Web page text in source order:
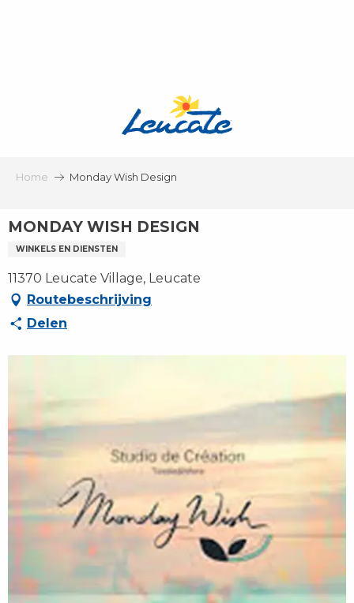
Home Monday Wish Design
MONDAY WISH DESIGN
WINKELS EN DIENSTEN
11370 Leucate Village, Leucate
Routebeschrijving
Delen